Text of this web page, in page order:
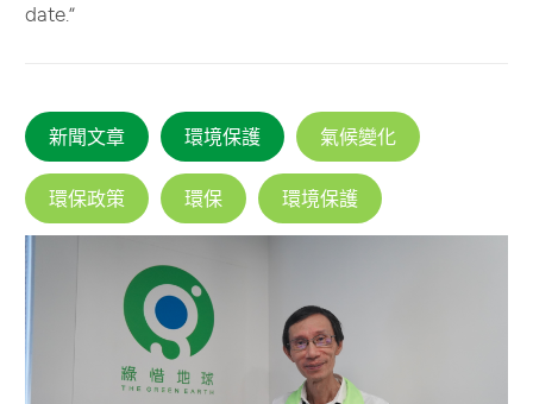
date.”
新聞文章 環境保護 氣候變化
環保政策 環保 環境保護